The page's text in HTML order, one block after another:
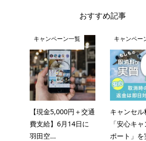
おすすめ記事
キャンペーン一覧
【現金5,000円＋交通
費支給】6月14日に
羽田空...
キャンペー
キャンセ
「安心キ
ポート」を